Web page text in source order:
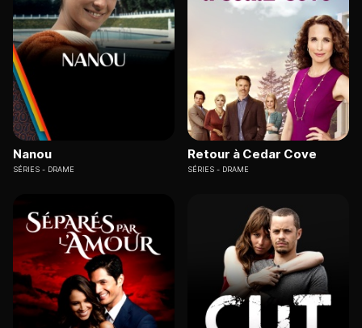
Nanou
SÉRIES DRAME
Retour à Cedar Cove
SÉRIES DRAME